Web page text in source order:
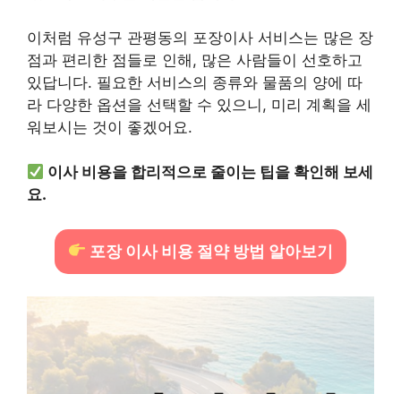
이처럼 유성구 관평동의 포장이사 서비스는 많은 장
점과 편리한 점들로 인해, 많은 사람들이 선호하고
있답니다. 필요한 서비스의 종류와 물품의 양에 따
라 다양한 옵션을 선택할 수 있으니, 미리 계획을 세
워보시는 것이 좋겠어요.
이사 비용을 합리적으로 줄이는 팁을 확인해 보세
요.
포장 이사 비용 절약 방법 알아보기